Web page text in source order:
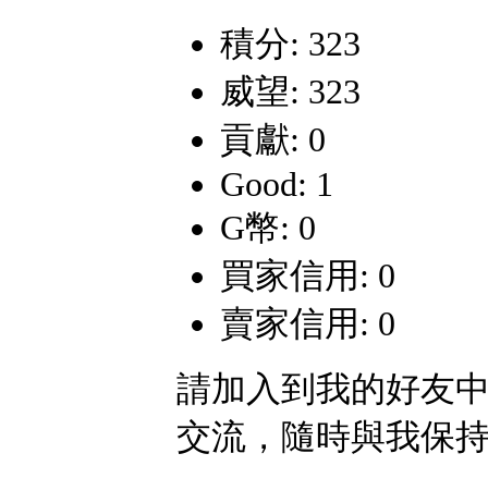
積分: 323
威望: 323
貢獻: 0
Good: 1
G幣: 0
買家信用: 0
賣家信用: 0
請加入到我的好友
交流，隨時與我保